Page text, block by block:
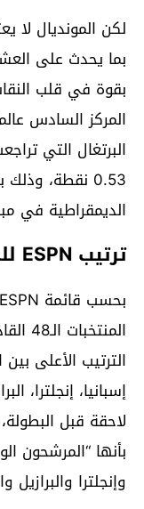
لكن المونديال لا
بما يحدث على
بقوة في قلب
المركز السادس
البرتغال التي
0.53 نقطة،
الديمقراطية في
ترتيب ESPN للمرشحين الستة
الترتيب الأعلى
إسبانيا، إنجلترا،
بأنها “المرشحون
وإنجلترا والبرازيل